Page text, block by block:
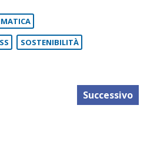
SOSTENIBILITÀ
Successivo